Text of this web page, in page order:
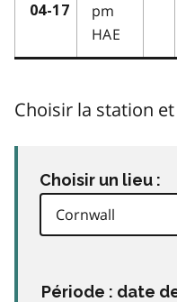
04-17
pm
HAE
Choisir la station
Choisir un lieu :
Période : date